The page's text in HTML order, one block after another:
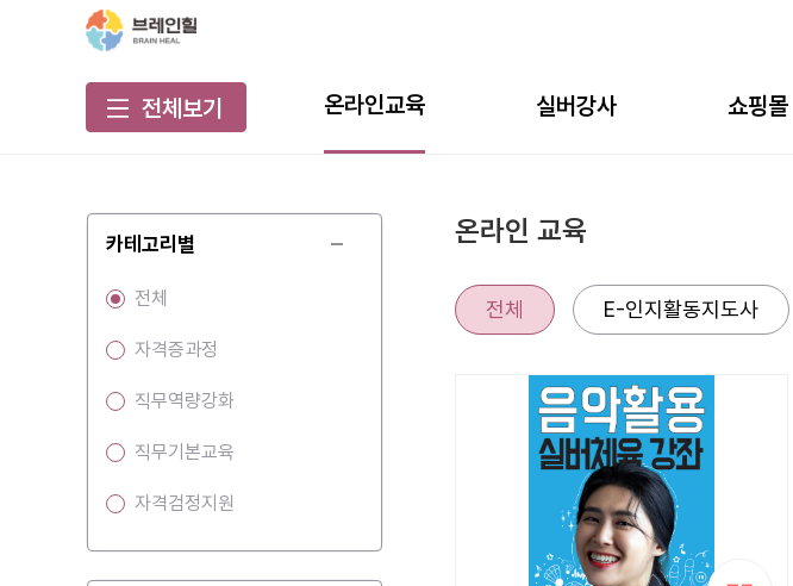
전체보기 온라인교육 실버강사 쇼핑몰
학습교재
카테고리별
전체
자격증과정
직무역량강화
직무기본교육
자격검정지원
온라인 교육
전체 E-인지활동지도사